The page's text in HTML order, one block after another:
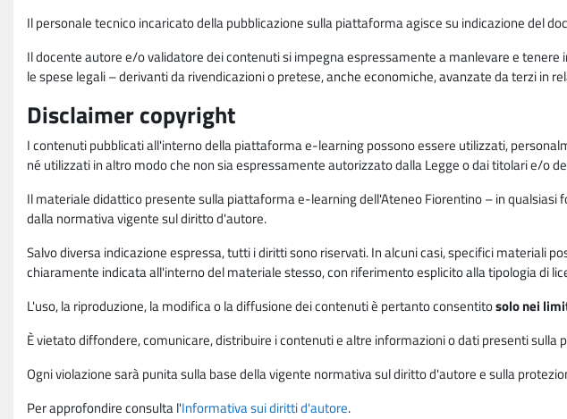
Il personale tecnico incaricato della pubblicazione sulla piattaforma agisce su indicazione del
Il docente autore e/o validatore dei contenuti si impegna espressamente a manlevare e
le spese legali – derivanti da rivendicazioni o pretese, anche economiche, avanzate da terzi in
Disclaimer copyright
I contenuti pubblicati all'interno della piattaforma e-learning possono essere utilizzati,
né utilizzati in altro modo che non sia espressamente autorizzato dalla Legge o dai titolari e/o
Il materiale didattico presente sulla piattaforma e-learning dell'Ateneo Fiorentino – in
dalla normativa vigente sul diritto d'autore.
Salvo diversa indicazione espressa, tutti i diritti sono riservati. In alcuni casi, specifici materiali
chiaramente indicata all'interno del materiale stesso, con riferimento esplicito alla tipologia di
L'uso, la riproduzione, la modifica o la diffusione dei contenuti è pertanto consentitosolo nei
È vietato diffondere, comunicare, distribuire i contenuti e altre informazioni o dati presenti
Ogni violazione sarà punita sulla base della vigente normativa sul diritto d'autore e sulla
Per approfondire consulta l'Informativa sui diritti d'autore.